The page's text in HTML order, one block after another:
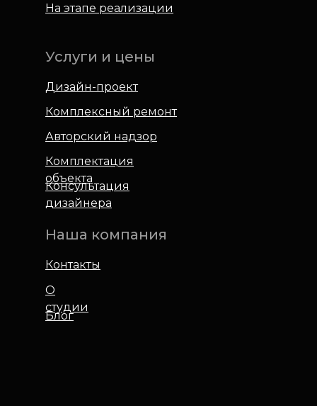
На этапе реализации
Услуги и цены
Дизайн-проект
Комплексный ремонт
Авторский надзор
Наша компания
Контакты
Комплектация
объекта
О
студии
Консультация
дизайнера
Блог